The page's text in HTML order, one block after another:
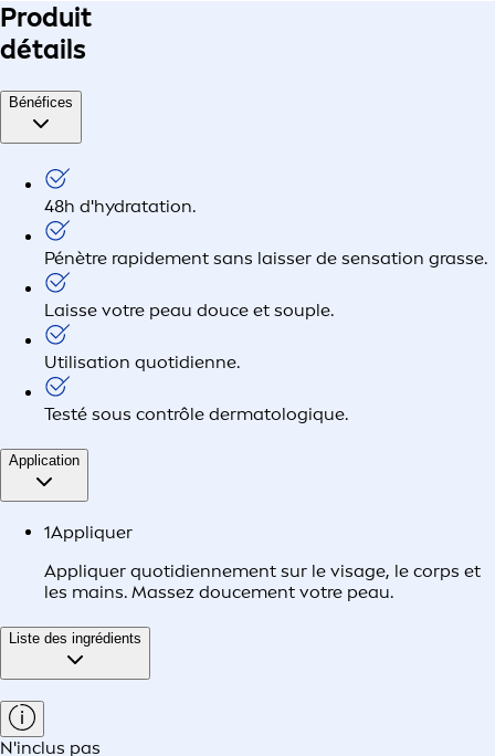
Produit
détails
Bénéfices
48h d'hydratation.
Pénètre rapidement sans laisser de sensation grasse.
Laisse votre peau douce et souple.
Utilisation quotidienne.
Testé sous contrôle dermatologique.
Application
1Appliquer
Appliquer quotidiennement sur le visage, le corps et
les mains. Massez doucement votre peau.
Liste des ingrédients
N'inclus pas